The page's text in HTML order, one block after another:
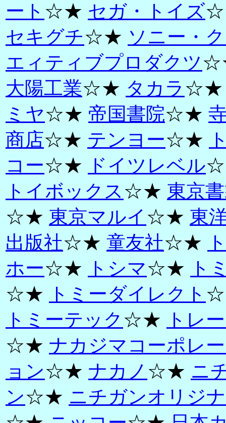
ート ☆★ セガ・トイズ
セキグチ☆★ ソニー・
エィティブプロダクツ
大陽工業☆★ タカラ
ミヤ☆★ 帝国書院☆★
商店☆★ テンヨー☆★
コー☆★ ドイツレベル
トイボックス☆★ 東京
☆★ 東京マルイ ☆★ 東
出版社☆★ 童友社☆★
ホー☆★ トシマ☆★
ト
☆★
トミーダイレクト
トミーテック ☆★
トレ
☆★ ナカジマコーポレ
ョン☆★ ナカノ ☆★ ニ
ン☆★ ニチガンオリジ